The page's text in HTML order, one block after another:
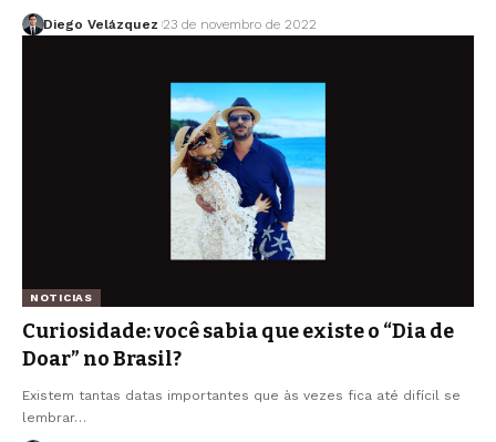
Diego Velázquez 23 de novembro de 2022
NOTICIAS
Curiosidade: você sabia que existe o “Dia de
Doar” no Brasil?
Existem tantas datas importantes que às vezes fica até difícil se
lembrar…